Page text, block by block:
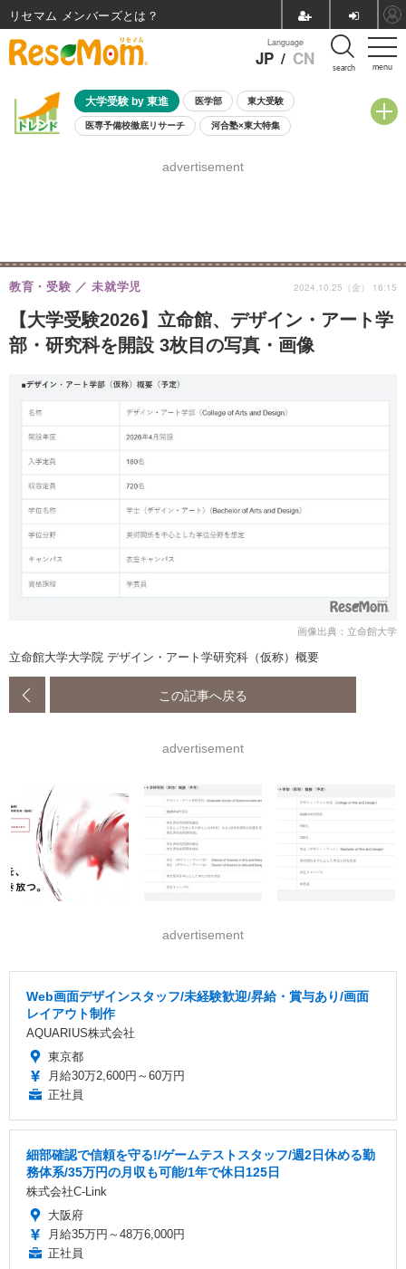
menu
Language
JP / CN search
大学受験 by 東進 医学部 東大受験
医専予備校徹底リサーチ 河合塾×東大特集
8月開催学校説明会・相談会
advertisement
【大学受験2026】立命館、デザイン・アート学
部・研究科を開設 3枚目の写真・画像
教育・受験 未就学児 2024.10.25（金） 16:15
画像出典：立命館大学
立命館大学大学院 デザイン・アート学研究科（仮称）概要
この記事へ戻る
advertisement
advertisement
Web画面デザインスタッフ/未経験歓迎/昇給・賞与あり/画面
レイアウト制作
AQUARIUS株式会社
東京都
月給30万2,600円～60万円
正社員
細部確認で信頼を守る!/ゲームテストスタッフ/週2日休める勤
務体系/35万円の月収も可能/1年で休日125日
株式会社C-Link
大阪府
月給35万円～48万6,000円
正社員
リセマム メンバーズ